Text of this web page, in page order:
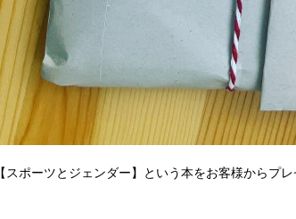
【スポーツとジェンダー】という本をお客様からプ